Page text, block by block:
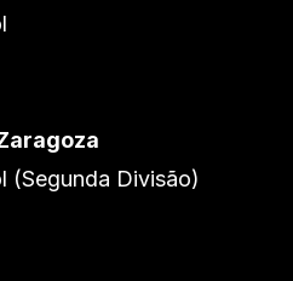
(Segunda Divisão)